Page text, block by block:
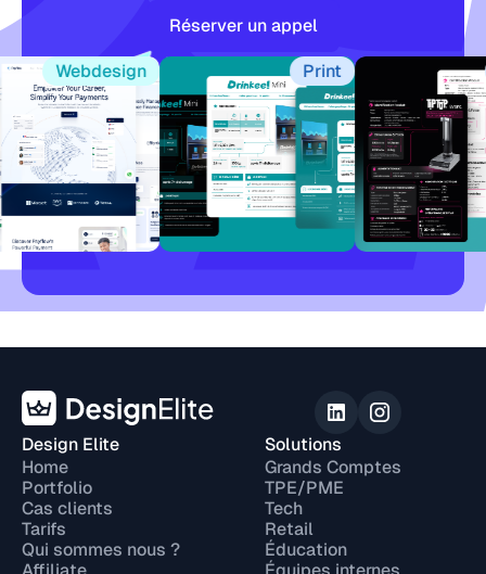
Réserver un appel
Webdesign
Print
Design Elite
Home
Portfolio
Cas clients
Tarifs
Qui sommes nous ?
Solutions
Grands Comptes
TPE/PME
Tech
Retail
Éducation